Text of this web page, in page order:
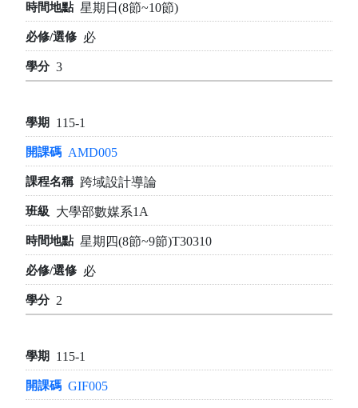
星期日(8節~10節)
必
3
115-1
AMD005
跨域設計導論
大學部數媒系1A
星期四(8節~9節)T30310
必
2
115-1
GIF005